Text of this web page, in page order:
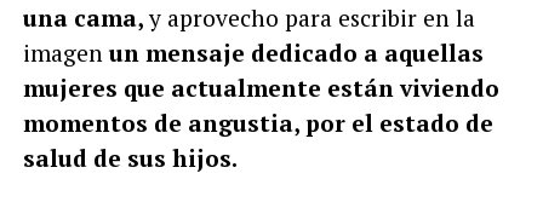
una cama,y aprovecho para escribir en la
imagen un mensaje dedicado a aquellas
mujeres que actualmente están viviendo
momentos de angustia, por el estado de
salud de sus hijos.